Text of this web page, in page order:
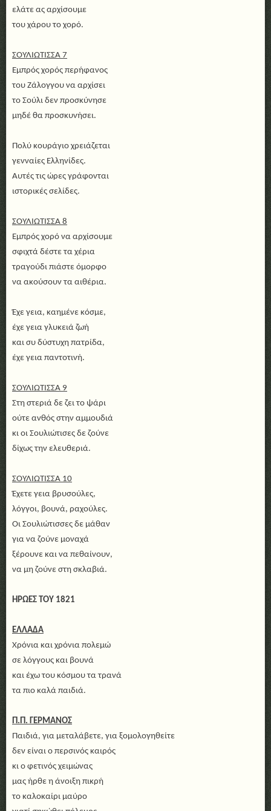
ελάτε ας αρχίσουμε
του χάρου το χορό.
ΣΟΥΛΙΩΤΙΣΣΑ 7
Εμπρός χορός περήφανος
του Ζάλογγου να αρχίσει
το Σούλι δεν προσκύνησε
μηδέ θα προσκυνήσει.
Πολύ κουράγιο χρειάζεται
γενναίες Ελληνίδες.
Αυτές τις ώρες γράφονται
ιστορικές σελίδες.
ΣΟΥΛΙΩΤΙΣΣΑ 8
Εμπρός χορό να αρχίσουμε
σφιχτά δέστε τα χέρια
τραγούδι πιάστε όμορφο
να ακούσουν τα αιθέρια.
Έχε γεια, καημένε κόσμε,
έχε γεια γλυκειά ζωή
και συ δύστυχη πατρίδα,
έχε γεια παντοτινή.
ΣΟΥΛΙΩΤΙΣΣΑ 9
Στη στεριά δε ζει το ψάρι
ούτε ανθός στην αμμουδιά
κι οι Σουλιώτισες δε ζούνε
δίχως την ελευθεριά.
ΣΟΥΛΙΩΤΙΣΣΑ 10
Έχετε γεια βρυσούλες,
λόγγοι, βουνά, ραχούλες.
Οι Σουλιώτισσες δε μάθαν
για να ζούνε μοναχά
ξέρουνε και να πεθαίνουν,
να μη ζούνε στη σκλαβιά.
ΗΡΩΕΣ ΤΟΥ 1821
ΕΛΛΑΔΑ
Χρόνια και χρόνια πολεμώ
σε λόγγους και βουνά
και έχω του κόσμου τα τρανά
τα πιο καλά παιδιά.
Π.Π. ΓΕΡΜΑΝΟΣ
Παιδιά, για μεταλάβετε, για ξομολογηθείτε
δεν είναι ο περσινός καιρός
κι ο φετινός χειμώνας
μας ήρθε η άνοιξη πικρή
το καλοκαίρι μαύρο